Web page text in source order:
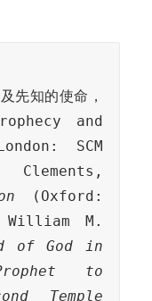
先知的使命，
and
SCM
(Oxford:
M.
of God in
to
Temple